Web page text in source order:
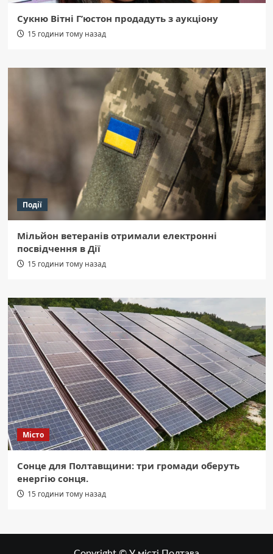
Сукню Вітні Г’юстон продадуть з аукціону
15 години тому назад
Події
Мільйон ветеранів отримали електронні
посвідчення в Дії
15 години тому назад
Місто
Сонце для Полтавщини: три громади оберуть
енергію сонця.
15 години тому назад